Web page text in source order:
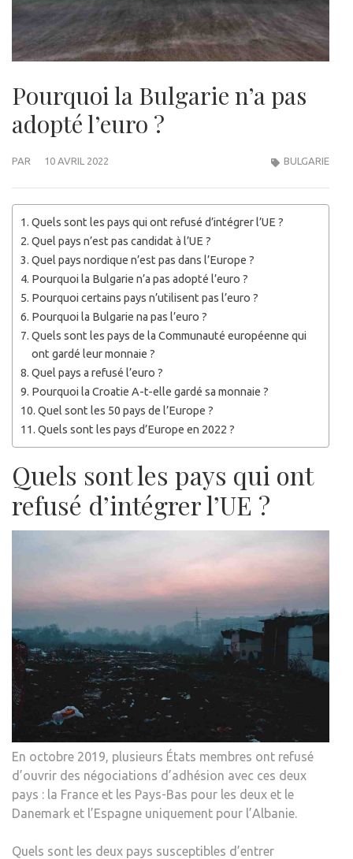
Pourquoi la Bulgarie n’a pas
adopté l’euro ?
PAR 10 AVRIL 2022 BULGARIE
Quels sont les pays qui ont refusé d’intégrer l’UE ?
Quel pays n’est pas candidat à l’UE ?
Quel pays nordique n’est pas dans l’Europe ?
Pourquoi la Bulgarie n’a pas adopté l’euro ?
Pourquoi certains pays n’utilisent pas l’euro ?
Pourquoi la Bulgarie na pas l’euro ?
Quels sont les pays de la Communauté européenne qui
ont gardé leur monnaie ?
Quel pays a refusé l’euro ?
Pourquoi la Croatie A-t-elle gardé sa monnaie ?
Quel sont les 50 pays de l’Europe ?
Quels sont les pays d’Europe en 2022 ?
Quels sont les pays qui ont
refusé d’intégrer l’UE ?
En octobre 2019, plusieurs États membres ont refusé
d’ouvrir des négociations d’adhésion avec ces deux
pays : la France et les Pays-Bas pour les deux et le
Danemark et l’Espagne uniquement pour l’Albanie.
Quels sont les deux pays susceptibles d’entrer